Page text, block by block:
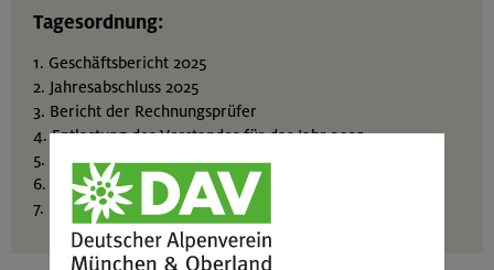
Tagesordnung:
1. Geschäftsbericht 2025
2. Jahresabschluss 2025
3. Bericht der Rechnungsprüfer
4. Entlastung des Vorstandes für das Jahr 2025
5. Danksagungen und Ehrungen
6. Nachwahlen
7. Haushaltsvoranschlag 2026